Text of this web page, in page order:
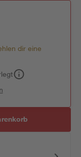
dir eine